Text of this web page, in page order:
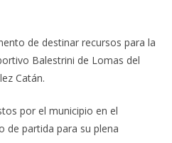
de destinar recursos para la
Balestrini de Lomas del
Catán.
por el municipio en el
de partida para su plena